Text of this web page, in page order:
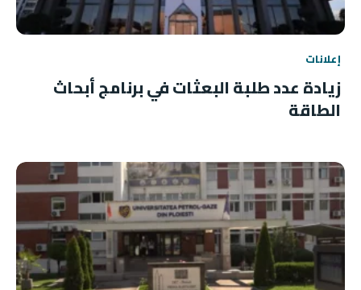
إعلانات
زيادة عدد طلبة البعثات في برنامج أبحاث
الطاقة